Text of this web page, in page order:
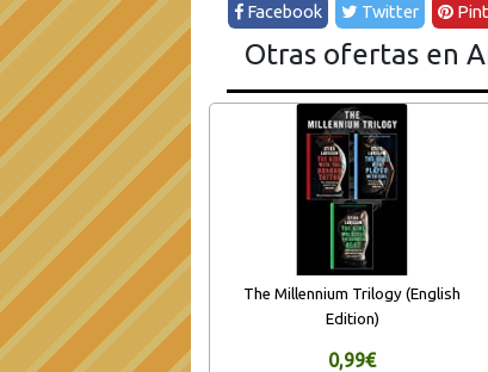
Facebook Twitter
Otras ofertas en
The Millennium Trilogy (English
Edition)
0,99€